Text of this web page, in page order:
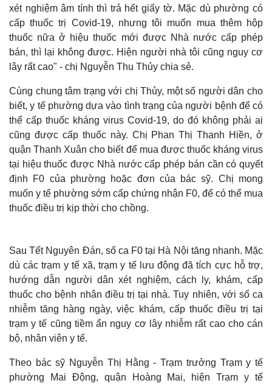
n
T
xét nghiệm âm tính thì trả hết giấy tờ. Mặc dù phường có
cấp thuốc trị Covid-19, nhưng tôi muốn mua thêm hộp
thuốc nữa ở hiệu thuốc mới được Nhà nước cấp phép
bán, thì lại không được. Hiện người nhà tôi cũng nguy cơ
lây rất cao" - chị Nguyễn Thu Thủy chia sẻ.
Cùng chung tâm trạng với chị Thủy, một số người dân cho
biết, y tế phường dựa vào tình trạng của người bệnh để có
thể cấp thuốc kháng virus Covid-19, do đó không phải ai
cũng được cấp thuốc này. Chị Phan Thị Thanh Hiền, ở
quận Thanh Xuân cho biết để mua được thuốc kháng virus
tại hiệu thuốc được Nhà nước cấp phép bán cần có quyết
định F0 của phường hoặc đơn của bác sỹ. Chị mong
muốn y tế phường sớm cấp chứng nhận F0, để có thể mua
thuốc điều trị kịp thời cho chồng.
Sau Tết Nguyên Đán, số ca F0 tại Hà Nội tăng nhanh. Mặc
dù các trạm y tế xã, trạm y tế lưu động đã tích cực hỗ trợ,
hướng dẫn người dân xét nghiệm, cách ly, khám, cấp
thuốc cho bệnh nhân điều trị tại nhà. Tuy nhiên, với số ca
nhiễm tăng hàng ngày, việc khám, cấp thuốc điều trị tại
trạm y tế cũng tiềm ẩn nguy cơ lây nhiễm rất cao cho cán
bộ, nhân viên y tế.
Theo bác sỹ Nguyễn Thị Hằng - Trạm trưởng Trạm y tế
phường Mai Động, quận Hoàng Mai, hiện Trạm y tế